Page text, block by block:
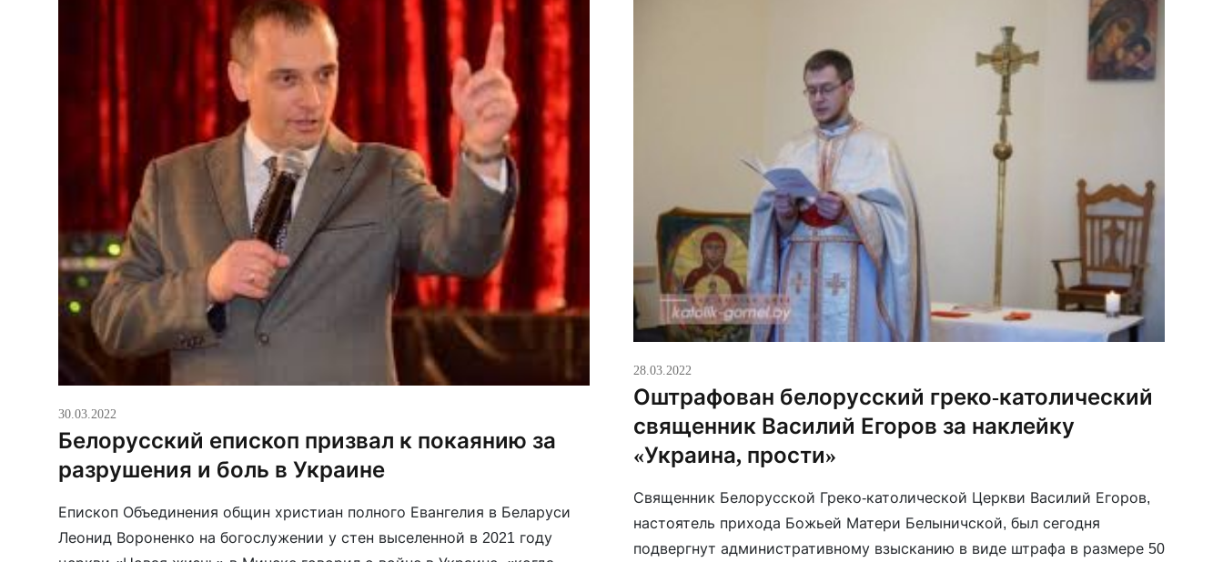
30.03.2022
Белорусский епископ призвал к покаянию за
разрушения и боль в Украине
Епископ Объединения общин христиан полного Евангелия в Беларуси
Леонид Вороненко на богослужении у стен выселенной в 2021 году
28.03.2022
Оштрафован белорусский греко-католический
священник Василий Егоров за наклейку
«Украина, прости»
Священник Белорусской Греко-католической Церкви Василий Егоров,
настоятель прихода Божьей Матери Белыничской, был сегодня
подвергнут административному взысканию в виде штрафа в размере 50